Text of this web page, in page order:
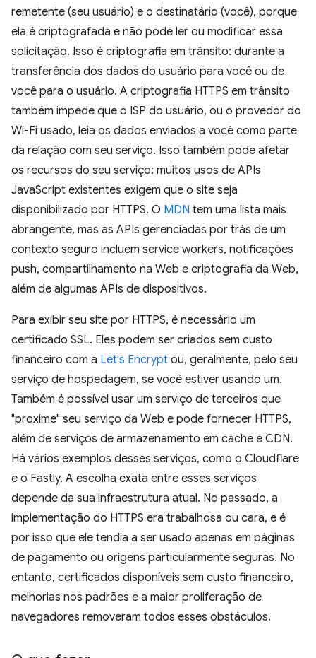
remetente (seu usuário) e o destinatário (você), porque
ela é criptografada e não pode ler ou modificar essa
solicitação. Isso é criptografia em trânsito: durante a
transferência dos dados do usuário para você ou de
você para o usuário. A criptografia HTTPS em trânsito
também impede que o ISP do usuário, ou o provedor do
Wi-Fi usado, leia os dados enviados a você como parte
da relação com seu serviço. Isso também pode afetar
os recursos do seu serviço: muitos usos de APIs
JavaScript existentes exigem que o site seja
disponibilizado por HTTPS. O MDN tem uma lista mais
abrangente, mas as APIs gerenciadas por trás de um
contexto seguro incluem service workers, notificações
push, compartilhamento na Web e criptografia da Web,
além de algumas APIs de dispositivos.
Para exibir seu site por HTTPS, é necessário um
certificado SSL. Eles podem ser criados sem custo
financeiro com a Let's Encrypt ou, geralmente, pelo seu
serviço de hospedagem, se você estiver usando um.
Também é possível usar um serviço de terceiros que
"proxime" seu serviço da Web e pode fornecer HTTPS,
além de serviços de armazenamento em cache e CDN.
Há vários exemplos desses serviços, como o Cloudflare
e o Fastly. A escolha exata entre esses serviços
depende da sua infraestrutura atual. No passado, a
implementação do HTTPS era trabalhosa ou cara, e é
por isso que ele tendia a ser usado apenas em páginas
de pagamento ou origens particularmente seguras. No
entanto, certificados disponíveis sem custo financeiro,
melhorias nos padrões e a maior proliferação de
navegadores removeram todos esses obstáculos.